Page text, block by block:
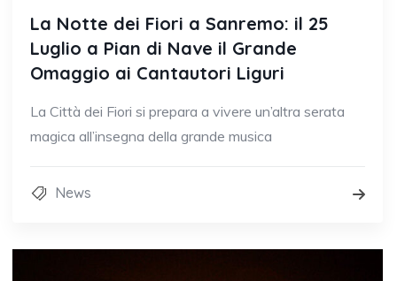
La Notte dei Fiori a Sanremo: il 25
Luglio a Pian di Nave il Grande
Omaggio ai Cantautori Liguri
La Città dei Fiori si prepara a vivere un’altra serata
magica all’insegna della grande musica
News